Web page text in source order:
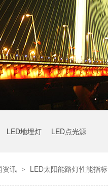
LED地埋灯 LED点光源
资讯 > LED太阳能路灯性能指标